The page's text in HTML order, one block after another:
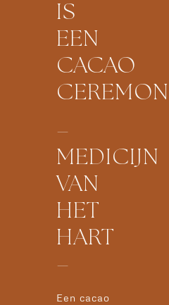
IS
EEN
CACAO
–
MEDICIJN
VAN
HET
HART
–
Een cacao